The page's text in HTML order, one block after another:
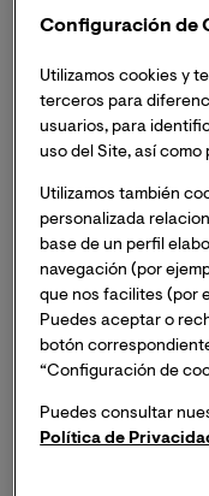
Sesión I
Título: La soledad
la edad adulta.
Fecha: 30 abril de
España) // 11:00
Ponentes : Javier
El fenómeno de la
en la adolescencia
este fenómeno?
personas? ¿Qué
realizar desde la
Sesión 2
Configuración de
Utilizamos cookies y
terceros para
usuarios, para
uso del Site, así
Utilizamos también
personalizada
base de un perfil
navegación (por
que nos facilites (por
Puedes aceptar o
botón
“Configuración de
Puedes consultar
Política de